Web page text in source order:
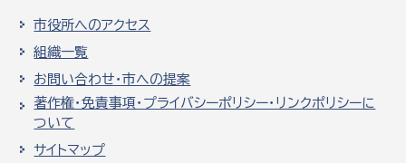
市役所へのアクセス
組織一覧
お問い合わせ・市への提案
著作権・免責事項・プライバシーポリシー・リンクポリシーに
ついて
サイトマップ